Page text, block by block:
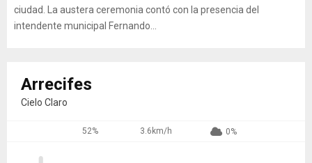
ciudad. La austera ceremonia contó con la presencia del
intendente municipal Fernando...
Arrecifes
Cielo Claro
52% 3.6km/h 0%